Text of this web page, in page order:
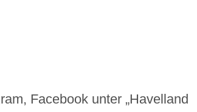
Facebook unter „Havelland